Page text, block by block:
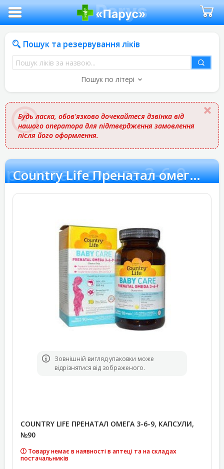
Пошук та резервування ліків
Пошук
ліків
назвою
Пошук по літері
Будь ласка, обов'язково дочекайтеся дзвінка від
нашого оператора для підтвердження замовлення
після його оформлення.
омега 3-6-9Country Life Пренатал омега 3-6-9
Зовнішній вигляд упаковки може
відрізнятися від зображеного.
COUNTRY LIFE ПРЕНАТАЛ ОМЕГА 3-6-9, КАПСУЛИ,
№90
Товару немає в наявності в аптеці та на складах
постачальників